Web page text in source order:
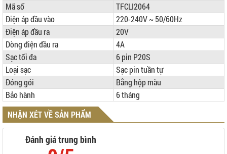
Mã số
TFCLI2064
Điện áp đầu vào
220-240V ~ 50/60Hz
Điện áp đầu ra
20V
Dòng điện đầu ra
4A
Sạc tối đa
6 pin P20S
Loại sạc
Sạc pin tuần tự
Đóng gói
Bằng hộp màu
Bảo hành
6 tháng
NHẬN XÉT VỀ SẢN PHẨM
Đánh giá trung bình